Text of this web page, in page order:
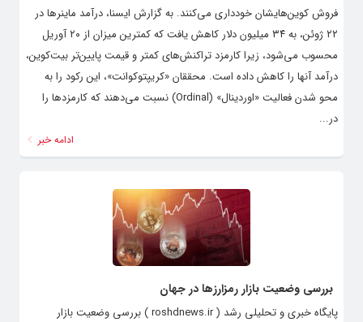
فروش کوین‌هایشان خودداری می‌کنند. به گزارش ایسنا، درآمد ماینرها در
۲۲ ژوئن، به ۳۴ میلیون دلار کاهش یافت که کمترین میزان از ۲۰ آوریل
محسوب می‌شود، زیرا کارمزد تراکنش‌های کمتر و قیمت پایین‌تر بیت‌کوین،
درآمد آنها را کاهش داده است. محققان «کریپتوکوانت»، این رکود را به
محو شدن فعالیت «اوردینال» (Ordinal) نسبت می‌دهند که کارمزدها را
در...
ادامه خبر
بررسی وضعیت بازار رمزارزها در جهان
پایگاه خبری و تحلیلی رشد ( roshdnews.ir ) بررسی وضعیت بازار